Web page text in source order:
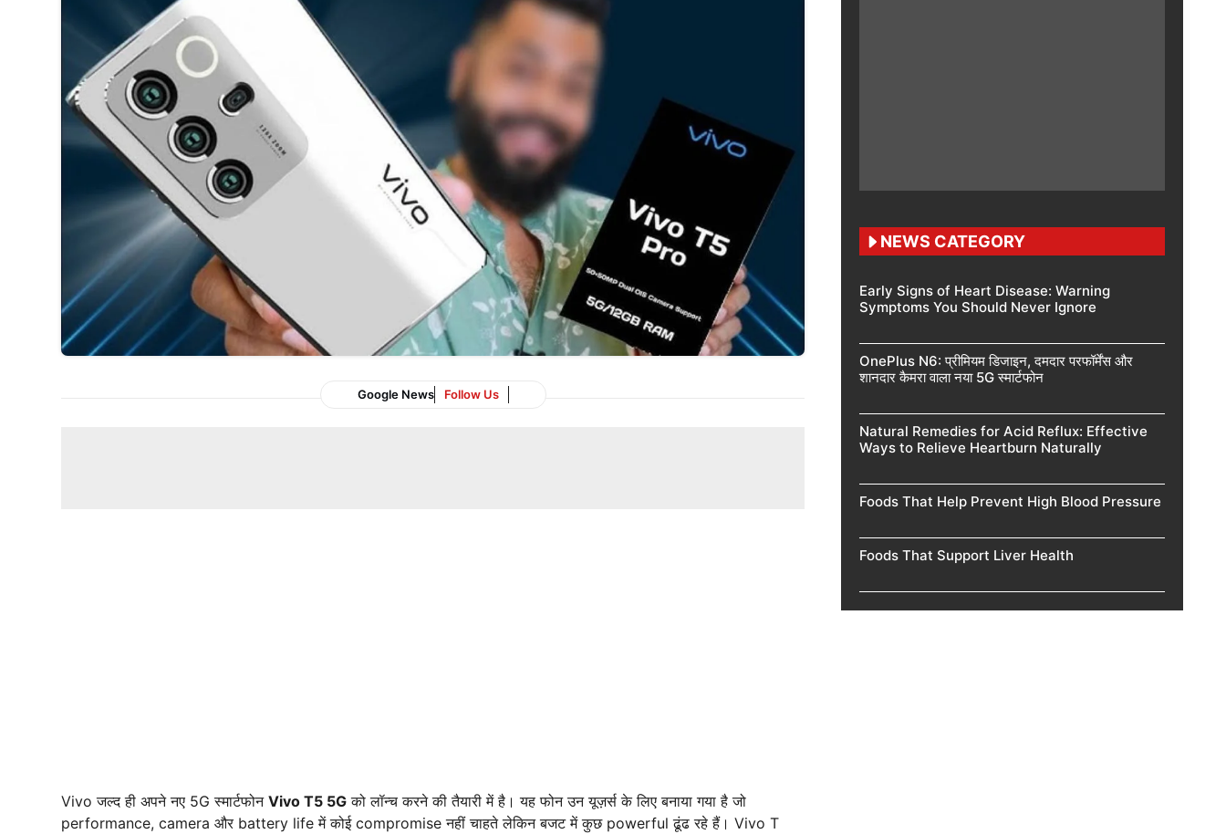
Google News Follow Us
Vivo जल्द ही अपने नए 5G स्मार्टफोन Vivo T5 5G को लॉन्च करने की तैयारी में है। यह फोन उन यूज़र्स के लिए बनाया गया है जो
performance, camera और battery life में कोई compromise नहीं चाहते लेकिन बजट में कुछ powerful ढूंढ रहे हैं। Vivo T
NEWS CATEGORY
Early Signs of Heart Disease: Warning
Symptoms You Should Never Ignore
OnePlus N6: प्रीमियम डिजाइन, दमदार परफॉर्मेंस और
शानदार कैमरा वाला नया 5G स्मार्टफोन
Natural Remedies for Acid Reflux: Effective
Ways to Relieve Heartburn Naturally
Foods That Help Prevent High Blood Pressure
Foods That Support Liver Health